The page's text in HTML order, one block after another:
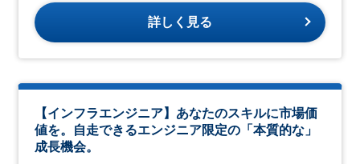
詳しく見る
【インフラエンジニア】あなたのスキルに市場価
値を。自走できるエンジニア限定の「本質的な」
成長機会。